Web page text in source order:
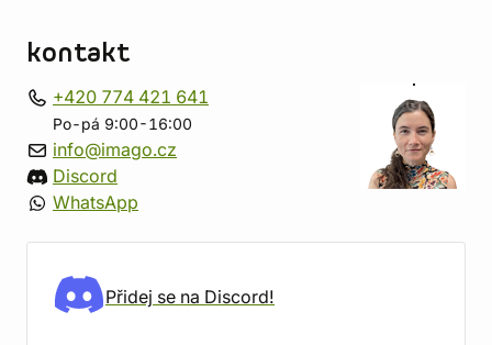
kontakt
+420 774 421 641
Po-pá 9:00-16:00
info@imago.cz
Discord
WhatsApp
Přidej se na Discord!